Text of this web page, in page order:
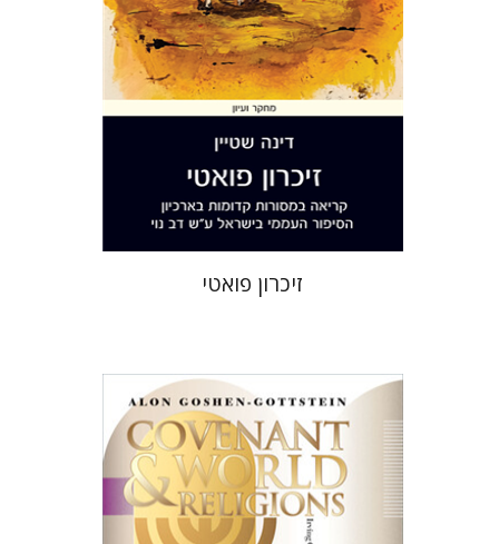
הנחת אתר ספר מודפס
$40
$36
זיכרון פואטי
אלון גושן-גוטשטיין